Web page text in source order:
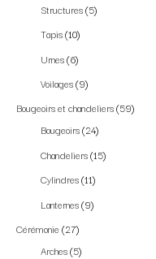
Structures 5
Tapis 10
Urnes 6
Voilages 9
Bougeoirs et chandeliers 59
Bougeoirs 24
Chandeliers 15
Cylindres 11
Lanternes 9
Cérémonie 27
Arches 5